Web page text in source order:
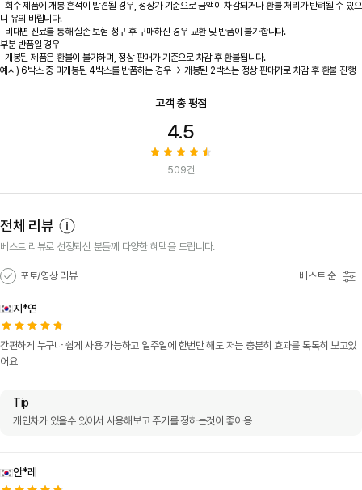
-회수 제품에 개봉 흔적이 발견될 경우, 정상가 기준으로 금액이 차감되거나 환불 처리가 반려될 수 있으
니 유의 바랍니다.
-비대면 진료를 통해 실손 보험 청구 후 구매하신 경우 교환 및 반품이 불가합니다.
부분 반품일 경우
-개봉된 제품은 환불이 불가하며, 정상 판매가 기준으로 차감 후 환불됩니다.
예시) 6박스 중 미개봉된 4박스를 반품하는 경우 → 개봉된 2박스는 정상 판매가로 차감 후 환불 진행
고객 총 평점
4.5
509건
전체 리뷰
베스트 리뷰로 선정되신 분들께 다양한 혜택을 드립니다.
포토/영상 리뷰 베스트 순
베스트 순
지*연
간편하게 누구나 쉽게 사용 가능하고 일주일에 한번만 해도 저는 충분히 효과를 톡톡히 보고있
어요
Tip
개인차가 있을수 있어서 사용해보고 주기를 정하는것이 좋아용
안*레